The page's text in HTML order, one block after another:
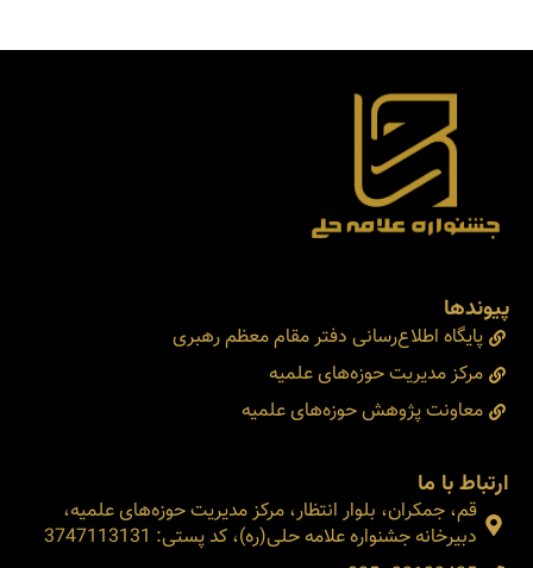
پیوندها
پایگاه اطلاع‌رسانی دفتر مقام معظم رهبری
مرکز مدیریت حوزه‌های علمیه
معاونت پژوهش حوزه‌های علمیه
ارتباط با ما
قم، جمکران، بلوار انتظار، مرکز مدیریت حوزه‌های علمیه،
دبیرخانه جشنواره علامه حلی(ره)، کد پستی: 3747113131